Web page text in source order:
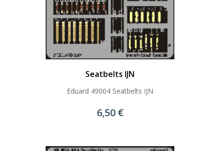
Seatbelts IJN
Eduard 49004 Seatbelts IJN
6,50 €